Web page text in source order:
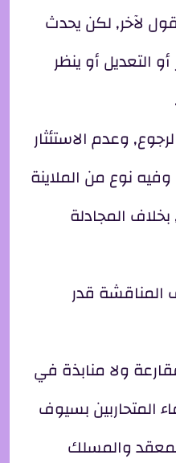
لآخر, لكن يحدث
التعديل أو ينظر
وعدم الاستئثار
نوع من الملاينة
المجادلة
قدر
ولا منابذة في
المتحاربين بسيوف
والمسلك